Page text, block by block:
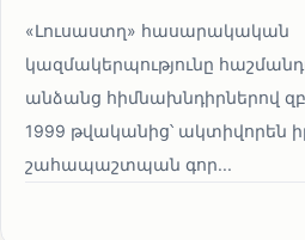
«Լուսաստղ» հասարակական
կազմակերպությունը
անձանց հիմնախնդիրներով
1999 թվականից՝ ակտիվորեն
շահապաշտպան գոր...